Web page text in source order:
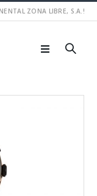
ZONA LIBRE, S.A.!